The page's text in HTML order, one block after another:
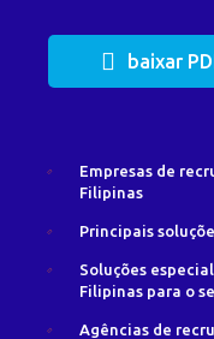
baixar
Empresas de
Filipinas
Principais
Soluções
Filipinas para o
Agências de